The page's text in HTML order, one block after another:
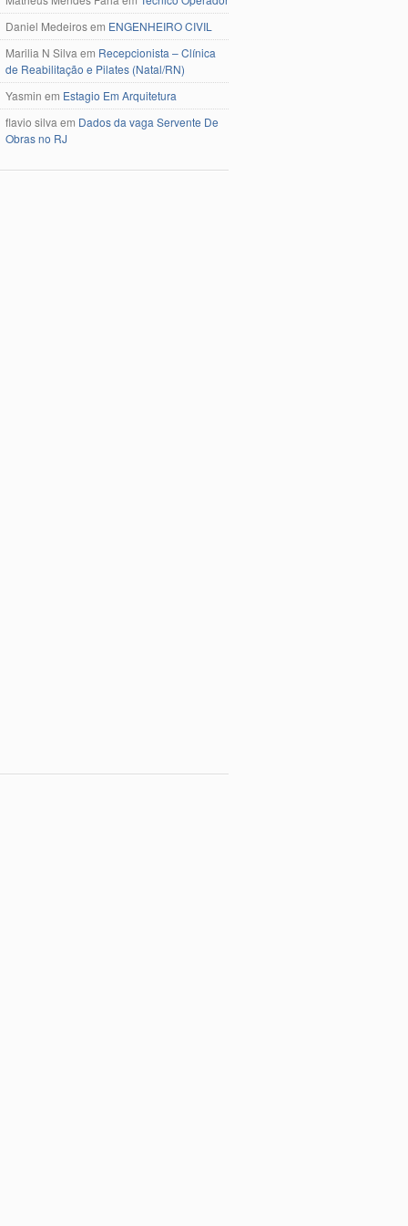
Daniel Medeirosem ENGENHEIRO CIVIL
Marilia N Silva em Recepcionista – Clínica
de Reabilitação e Pilates (Natal/RN)
Yasmin em Estagio Em Arquitetura
flavio silva em Dados da vaga Servente De
Obras no RJ